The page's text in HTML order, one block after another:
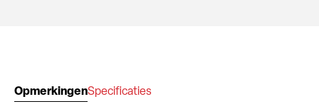
OpmerkingenSpecificaties